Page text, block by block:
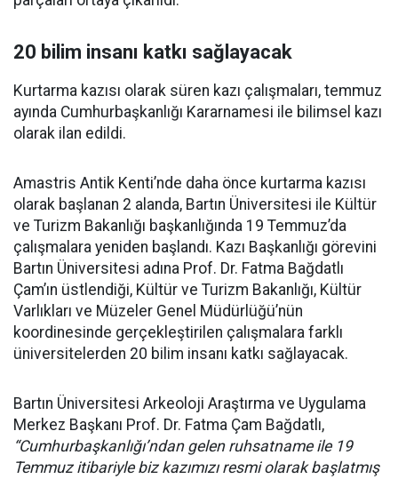
20 bilim insanı katkı sağlayacak
Kurtarma kazısı olarak süren kazı çalışmaları, temmuz
ayında Cumhurbaşkanlığı Kararnamesi ile bilimsel kazı
olarak ilan edildi.
Amastris Antik Kenti’nde daha önce kurtarma kazısı
olarak başlanan 2 alanda, Bartın Üniversitesi ile Kültür
ve Turizm Bakanlığı başkanlığında 19 Temmuz’da
çalışmalara yeniden başlandı. Kazı Başkanlığı görevini
Bartın Üniversitesi adına Prof. Dr. Fatma Bağdatlı
Çam’ın üstlendiği, Kültür ve Turizm Bakanlığı, Kültür
Varlıkları ve Müzeler Genel Müdürlüğü’nün
koordinesinde gerçekleştirilen çalışmalara farklı
üniversitelerden 20 bilim insanı katkı sağlayacak.
Bartın Üniversitesi Arkeoloji Araştırma ve Uygulama
Merkez Başkanı Prof. Dr. Fatma Çam Bağdatlı,
“Cumhurbaşkanlığı’ndan gelen ruhsatname ile 19
Temmuz itibariyle biz kazımızı resmi olarak başlatmış